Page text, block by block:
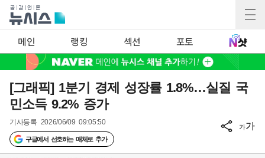
메인 랭킹 섹션 포토
[그래픽] 1분기 경제 성장률 1.8%…실질 국
민소득 9.2% 증가
기사등록 2026/06/09 09:05:50
구글에서 선호하는 매체로 추가
가가